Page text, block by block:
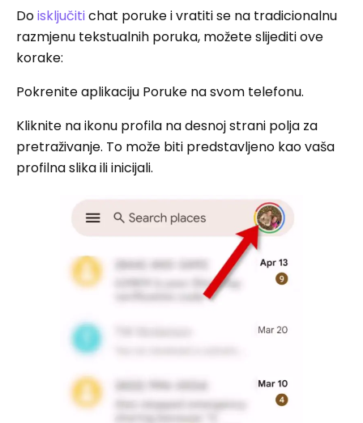
Doisključitichat poruke i vratiti se na tradicionalnu
razmjenu tekstualnih poruka, možete slijediti ove
korake:
Pokrenite aplikaciju Poruke na svom telefonu.
Kliknite na ikonu profila na desnoj strani polja za
pretraživanje. To može biti predstavljeno kao vaša
profilna slika ili inicijali.